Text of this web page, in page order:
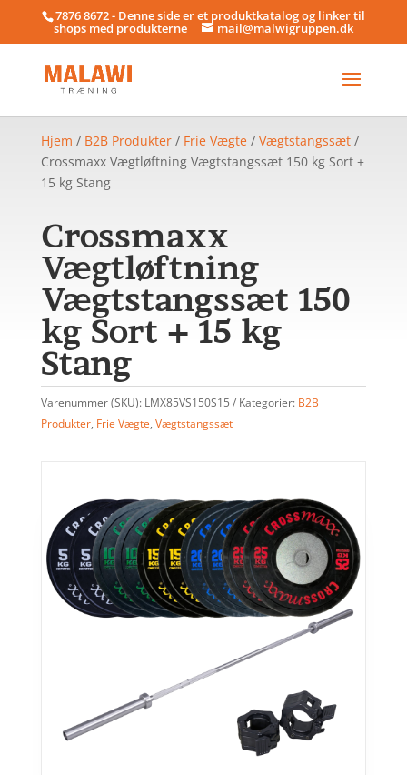
7876 8672 - Denne side er et produktkatalog og linker til
shops med produkterne mail@malwigruppen.dk
Hjem / B2B Produkter/ Frie Vægte/ Vægtstangssæt/
Crossmaxx Vægtløftning Vægtstangssæt 150 kg Sort +
15 kg Stang
Crossmaxx
Vægtløftning
Vægtstangssæt 150
kg Sort + 15 kg
Stang
Varenummer (SKU): LMX85VS150S15 Kategorier: B2B
Produkter, Frie Vægte, Vægtstangssæt